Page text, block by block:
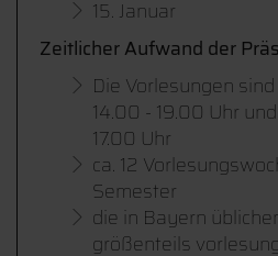
15. Januar
Zeitlicher Aufwand der
Die Vorlesungen
14.00 - 19.00 Uhr
17.00 Uhr
ca. 12
Semester
die in Bayern
größenteils